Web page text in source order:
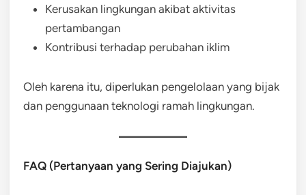
Kerusakan lingkungan akibat aktivitas
pertambangan
Kontribusi terhadap perubahan iklim
Oleh karena itu, diperlukan pengelolaan yang bijak
dan penggunaan teknologi ramah lingkungan.
FAQ (Pertanyaan yang Sering Diajukan)